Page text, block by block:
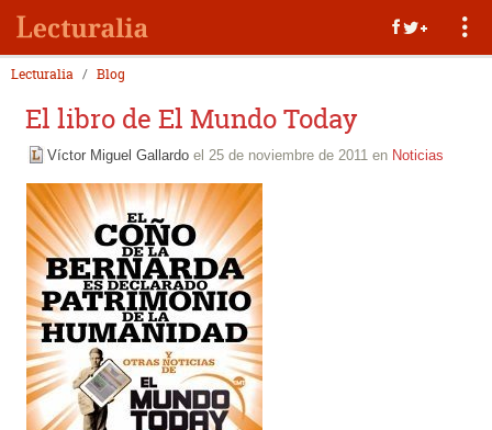
Lecturalia Blog
El libro de El Mundo Today
Víctor Miguel Gallardo el 25 de noviembre de 2011 en Noticias